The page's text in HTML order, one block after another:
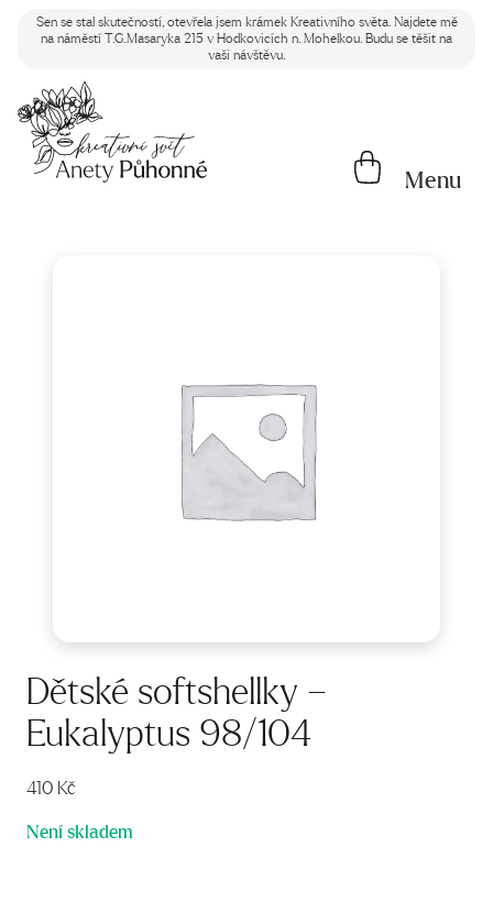
Sen se stal skutečností, otevřela jsem krámek Kreativního světa. Najdete mě
na náměstí T.G.Masaryka 215 v Hodkovicích n. Mohelkou. Budu se těšit na
vaši návštěvu.
Menu
Dětské softshellky –
Eukalyptus 98/104
410 Kč
Není skladem